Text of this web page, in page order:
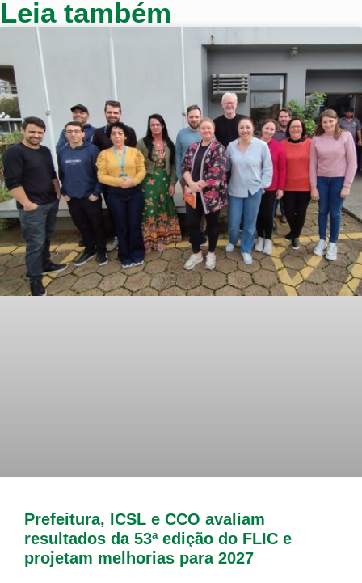
Leia também
Prefeitura, ICSL e CCO avaliam
resultados da 53ª edição do FLIC e
projetam melhorias para 2027